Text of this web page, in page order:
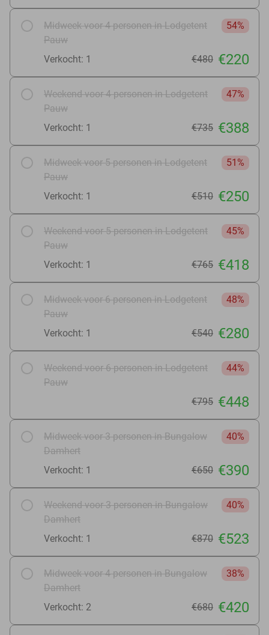
Midweek voor 4 personen in Lodgetent
Pauw
54%
Verkocht: 1 €480 €220
Weekend voor 4 personen in Lodgetent
Pauw
47%
Verkocht: 1 €735 €388
Midweek voor 5 personen in Lodgetent
Pauw
51%
Verkocht: 1 €510 €250
Weekend voor 5 personen in Lodgetent
Pauw
45%
Verkocht: 1 €765 €418
Midweek voor 6 personen in Lodgetent
Pauw
48%
Verkocht: 1 €540 €280
Weekend voor 6 personen in Lodgetent
Pauw
44%
€795 €448
Midweek voor 3 personen in Bungalow
Damhert
40%
Verkocht: 1 €650 €390
Weekend voor 3 personen in Bungalow
Damhert
40%
Verkocht: 1 €870 €523
Midweek voor 4 personen in Bungalow
Damhert
38%
Verkocht: 2 €680 €420